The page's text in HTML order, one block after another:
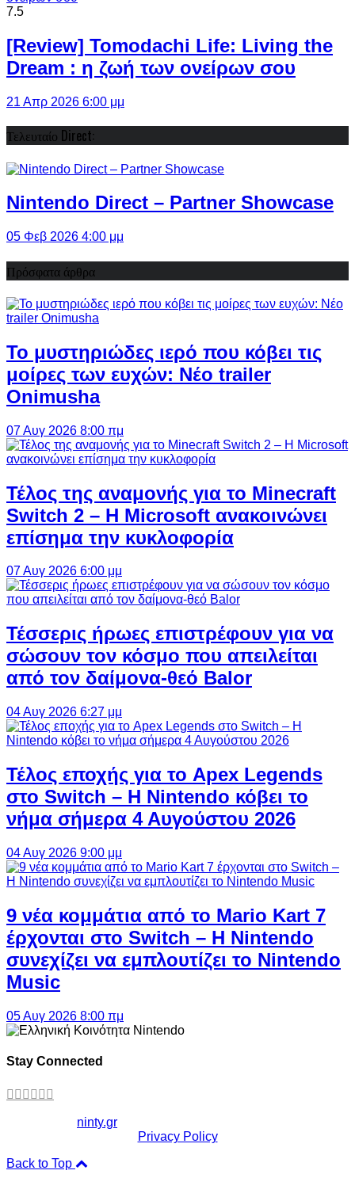
7.5
[Review] Tomodachi Life: Living the
Dream : η ζωή των ονείρων σου
21 Απρ 2026 6:00 μμ
Τελευταίο Direct:
Nintendo Direct – Partner Showcase
05 Φεβ 2026 4:00 μμ
Πρόσφατα άρθρα
Το μυστηριώδες ιερό που κόβει τις
μοίρες των ευχών: Νέο trailer
Onimusha
07 Αυγ 2026 8:00 πμ
Τέλος της αναμονής για το Minecraft
Switch 2 – Η Microsoft ανακοινώνει
επίσημα την κυκλοφορία
07 Αυγ 2026 6:00 μμ
Τέσσερις ήρωες επιστρέφουν για να
σώσουν τον κόσμο που απειλείται
από τον δαίμονα-θεό Balor
04 Αυγ 2026 6:27 μμ
Τέλος εποχής για το Apex Legends
στο Switch – Η Nintendo κόβει το
νήμα σήμερα 4 Αυγούστου 2026
04 Αυγ 2026 9:00 μμ
9 νέα κομμάτια από το Mario Kart 7
έρχονται στο Switch – Η Nintendo
συνεχίζει να εμπλουτίζει το Nintendo
Music
05 Αυγ 2026 8:00 πμ
Stay Connected
ninty.gr
Privacy Policy
Back to Top